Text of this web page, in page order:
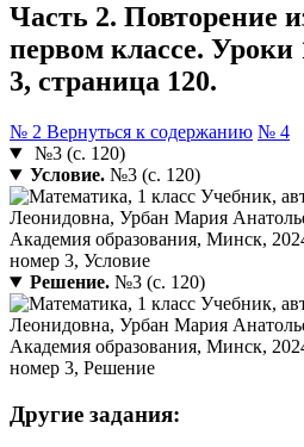
Часть 2. Повторение
первом классе. Уроки
3, страница 120.
№ 2 Вернуться к содержанию № 4
№3 (с. 120)
Условие.№3 (с. 120)
Решение.№3 (с. 120)
Другие задания: